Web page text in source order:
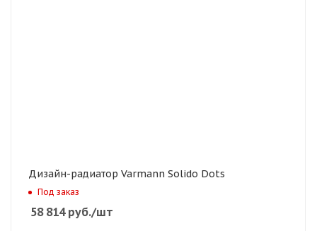
Дизайн-радиатор Varmann Solido Dots
Под заказ
58 814руб./шт